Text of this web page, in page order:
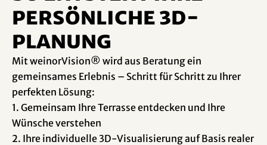
persönliche 3D-
Planung
Mit weinorVision® wird aus Beratung ein
gemeinsames Erlebnis – Schritt für Schritt zu Ihrer
perfekten Lösung:
1. Gemeinsam Ihre Terrasse entdecken und Ihre
Wünsche verstehen
2. Ihre individuelle 3D-Visualisierung auf Basis realer